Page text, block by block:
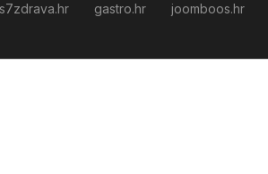
gastro.hr joomboos.hr